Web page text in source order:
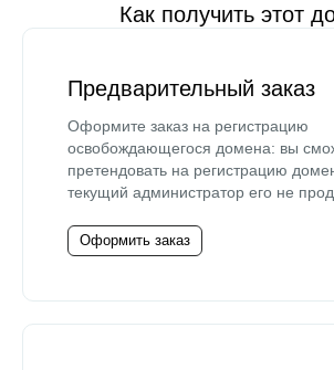
Как получить этот
Предварительный заказ
Оформите заказ на регистрацию
освобождающегося домена: вы
претендовать на регистрацию
текущий администратор его не
Оформить заказ